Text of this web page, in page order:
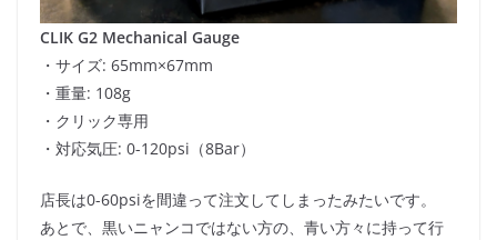
CLIK G2 Mechanical Gauge
・サイズ: 65mm×67mm
・重量: 108g
・クリック専用
・対応気圧: 0-120psi（8Bar）
店長は0-60psiを間違って注文してしまったみたいです。
あとで、黒いニャンコではない方の、青い方々に持って行